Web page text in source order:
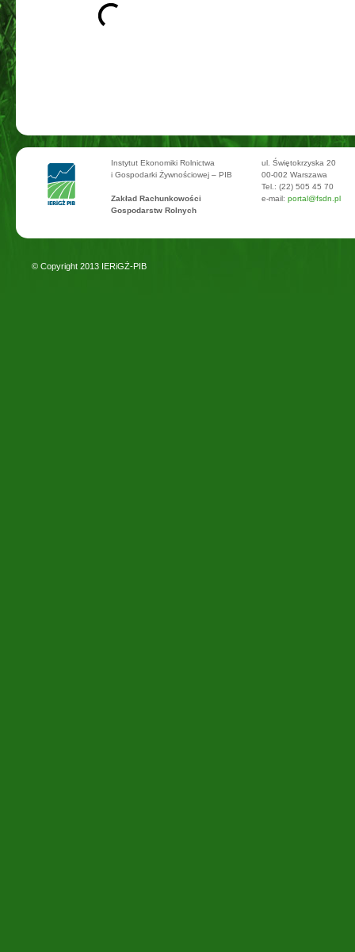
Instytut Ekonomiki Rolnictwa
i Gospodarki Żywnościowej – PIB
Zakład Rachunkowości
Gospodarstw Rolnych
ul. Świętokrzyska 20
00-002 Warszawa
Tel.: (22) 505 45 70
e-mail: portal@fsdn.pl
© Copyright 2013 IERiGŻ-PIB